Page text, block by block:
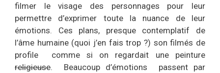
filmer le visage des personnages pour leur
permettre d’exprimer toute la nuance de leur
émotions. Ces plans, presque contemplatif de
l’âme humaine (quoi j’en fais trop ?) son filmés de
profile comme si on regardait une peinture
religieuse. Beaucoup d’émotions passent par